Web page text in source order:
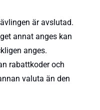
är avslutad.
annat anges kan
anges.
rabattkoder och
valuta än den